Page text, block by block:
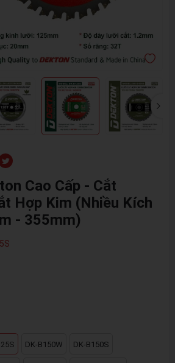
Cao Cấp - Cắt
Hợp Kim (Nhiều Kích
- 355mm)
DK-B150W DK-B150S